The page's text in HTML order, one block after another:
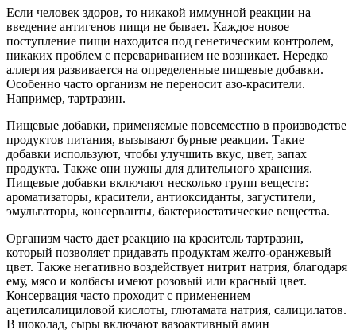
Если человек здоров, то никакой иммунной реакции на
введение антигенов пищи не бывает. Каждое новое
поступление пищи находится под генетическим контролем,
никаких проблем с перевариванием не возникает. Нередко
аллергия развивается на определенные пищевые добавки.
Особенно часто организм не переносит азо-красители.
Например, тартразин.
Пищевые добавки, применяемые повсеместно в производстве
продуктов питания, вызывают бурные реакции. Такие
добавки используют, чтобы улучшить вкус, цвет, запах
продукта. Также они нужны для длительного хранения.
Пищевые добавки включают несколько групп веществ:
ароматизаторы, красители, антиоксиданты, загустители,
эмульгаторы, консерванты, бактериостатические вещества.
Организм часто дает реакцию на краситель тартразин,
который позволяет придавать продуктам желто-оранжевый
цвет. Также негативно воздействует нитрит натрия, благодаря
ему, мясо и колбасы имеют розовый или красный цвет.
Консервация часто проходит с применением
ацетилсалициловой кислоты, глютамата натрия, салицилатов.
В шоколад, сыры включают вазоактивный амин